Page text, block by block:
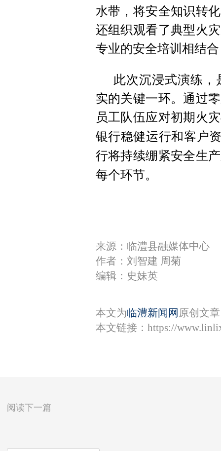
水带，将安全知识转
还组织观看了典型火
专业的安全培训相结
此次沉浸式演练
实的关键一环。通过
员工队伍应对初期火
银行稳健运行和客户
行将持续绷紧安全生
每个环节。
来源：临澧县融媒体中心
作者：刘智建 周菊
编辑：史妹英
本文为临澧新闻网 原创文
本文链接： https://
阅读下一篇